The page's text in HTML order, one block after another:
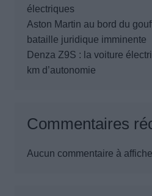
électriques
Aston Martin au bord du
bataille juridique imminente
Denza Z9S : la voiture
km d’autonomie
Commentaires
Aucun commentaire à